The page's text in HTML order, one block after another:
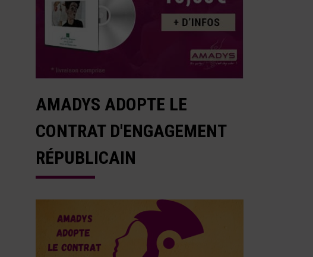
AMADYS ADOPTE LE
CONTRAT D'ENGAGEMENT
RÉPUBLICAIN